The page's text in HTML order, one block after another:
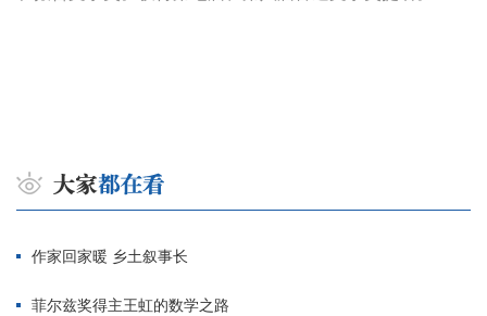
作家回家暖 乡土叙事长
菲尔兹奖得主王虹的数学之路